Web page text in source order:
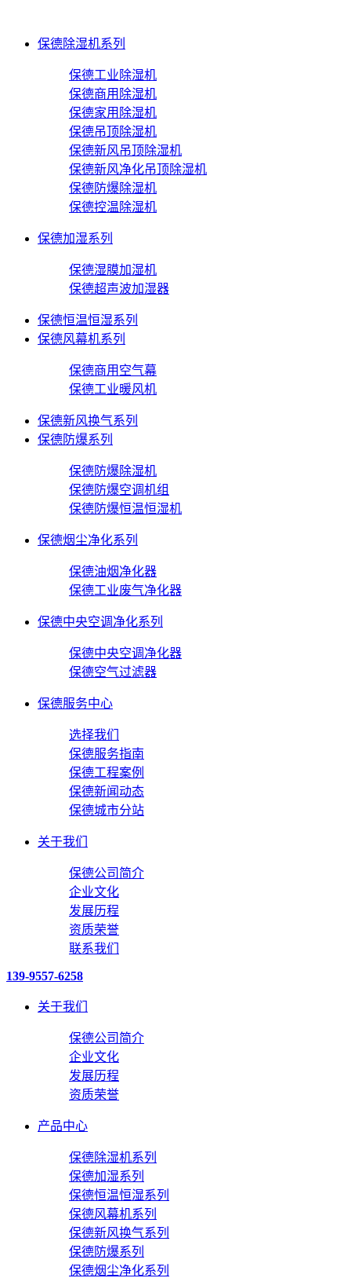
保德除湿机系列
保德工业除湿机
保德商用除湿机
保德家用除湿机
保德吊顶除湿机
保德新风吊顶除湿机
保德新风净化吊顶除湿机
保德防爆除湿机
保德控温除湿机
保德加湿系列
保德湿膜加湿机
保德超声波加湿器
保德恒温恒湿系列
保德风幕机系列
保德商用空气幕
保德工业暖风机
保德新风换气系列
保德防爆系列
保德防爆除湿机
保德防爆空调机组
保德防爆恒温恒湿机
保德烟尘净化系列
保德油烟净化器
保德工业废气净化器
保德中央空调净化系列
保德中央空调净化器
保德空气过滤器
保德服务中心
选择我们
保德服务指南
保德工程案例
保德新闻动态
保德城市分站
关于我们
保德公司简介
企业文化
发展历程
资质荣誉
联系我们
139-9557-6258
关于我们
保德公司简介
企业文化
发展历程
资质荣誉
产品中心
保德除湿机系列
保德加湿系列
保德恒温恒湿系列
保德风幕机系列
保德新风换气系列
保德防爆系列
保德烟尘净化系列